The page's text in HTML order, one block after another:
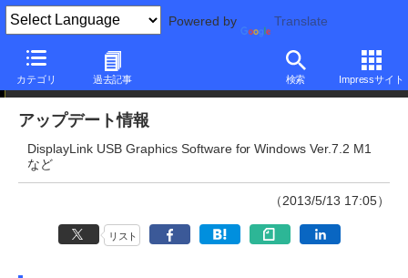
Powered by Translate
カテゴリ 過去記事 検索 Impressサイト
アップデート情報
アップデート情報
DisplayLink USB Graphics Software for Windows Ver.7.2 M1
など
（2013/5/13 17:05）
リスト